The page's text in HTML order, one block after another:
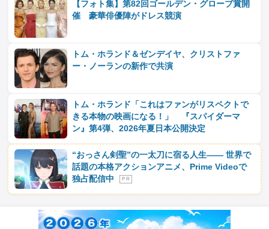
【フォト集】第82回ゴールデン・グローブ賞開
催 豪華俳優陣がドレス競演
トム・ホランド＆ゼンデイヤ、クリストファ
ー・ノーランの新作で共演
トム・ホランド「これはファンがリスペクトで
きる本物の映画になる！」 『スパイダーマ
ン』第4弾、2026年夏日本公開決定
“おっさん剣聖”の一太刀に宿る人生―― 世界で
話題の本格アクションアニメ、Prime Videoで
独占配信中
P R